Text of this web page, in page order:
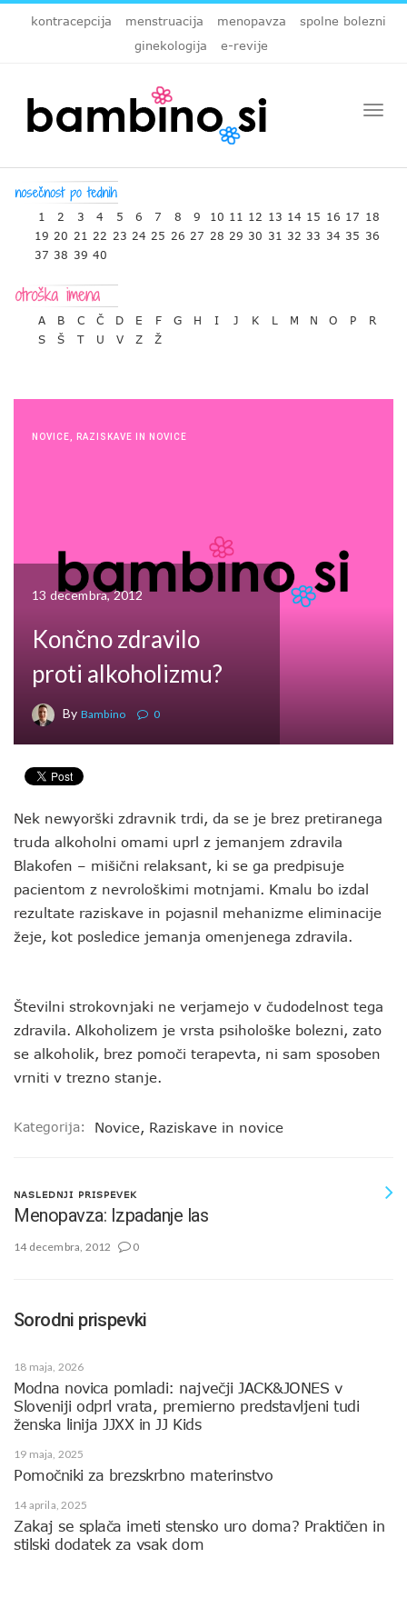
kontracepcija menstruacija menopavza
spolne bolezni
ginekologija
e-revije
1 2 3 4 5 6 7 8 9 10 11 12 13 14 15 16 17 18
19 20 21 22 23 24 25 26 27 28 29 30 31 32 33 34 35 36
37 38 39 40
A B C Č D E F G H I J K L M N O P
R
S
Š T U V Z Ž
NOVICE RAZISKAVE IN NOVICE
13 decembra, 2012
Končno zdravilo
proti alkoholizmu?
By Bambino 0
Nek newyorški zdravnik trdi, da se je brez pretiranega
truda alkoholni omami uprl z jemanjem zdravila
Blakofen – mišični relaksant, ki se ga predpisuje
pacientom z nevrološkimi motnjami. Kmalu bo izdal
rezultate raziskave in pojasnil mehanizme eliminacije
žeje, kot posledice jemanja omenjenega zdravila.
Številni strokovnjaki ne verjamejo v čudodelnost tega
zdravila. Alkoholizem je vrsta psihološke bolezni, zato
se alkoholik, brez pomoči terapevta, ni sam sposoben
vrniti v trezno stanje.
Kategorija: Novice, Raziskave in novice
NASLEDNJI PRISPEVEK
Menopavza: Izpadanje las
14 decembra, 2012 0
Sorodni prispevki
18 maja, 2026
Modna novica pomladi: največji JACK&JONES v
Sloveniji odprl vrata, premierno predstavljeni tudi
ženska linija JJXX in JJ Kids
19 maja, 2025
Pomočniki za brezskrbno materinstvo
14 aprila, 2025
Zakaj se splača imeti stensko uro doma? Praktičen in
stilski dodatek za vsak dom